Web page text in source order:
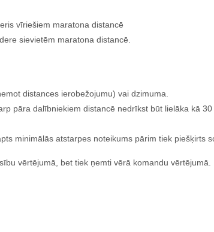
vīriešiem maratona distancē
sievietēm maratona distancē.
distances ierobežojumu) vai dzimuma.
pāra dalībniekiem distancē nedrīkst būt lielāka kā
minimālās atstarpes noteikums pārim tiek piešķirts
vērtējumā, bet tiek ņemti vērā komandu vērtējumā.